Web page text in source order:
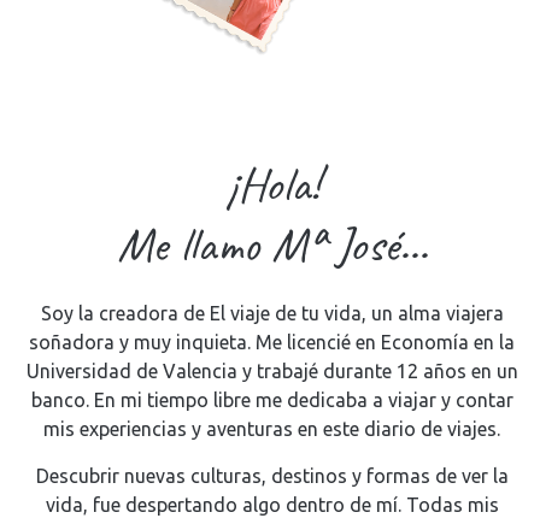
¡Hola!
Me llamo Mª José...
Soy la creadora de El viaje de tu vida, un alma viajera
soñadora y muy inquieta. Me licencié en Economía en la
Universidad de Valencia y trabajé durante 12 años en un
banco. En mi tiempo libre me dedicaba a viajar y contar
mis experiencias y aventuras en este diario de viajes.
Descubrir nuevas culturas, destinos y formas de ver la
vida, fue despertando algo dentro de mí. Todas mis